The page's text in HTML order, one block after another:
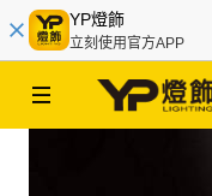
YP燈飾
立刻使用官方APP